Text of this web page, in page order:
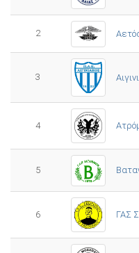
2
3
4
5
6 ΓΑΣ